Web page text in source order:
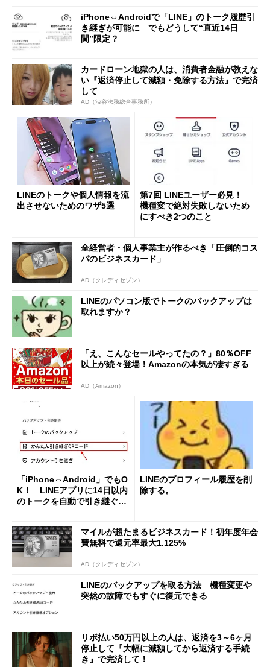
iPhone⇔Androidで「LINE」のトーク履歴引
き継ぎが可能に でもどうして“直近14日
間”限定？
カードローン地獄の人は、消費者金融が教えな
い『返済停止して減額・免除する方法』で完済
して
AD（渋谷法務総合事務所）
LINEのトークや個人情報を流
出させないためのワザ5選
第7回 LINEユーザー必見！
機種変で絶対失敗しないため
にすべき2つのこと
全経営者・個人事業主が作るべき「圧倒的コス
パのビジネスカード」
AD（クレディセゾン）
LINEのパソコン版でトークのバックアップは
取れますか？
「え、こんなセールやってたの？」80％OFF
以上が続々登場！Amazonの本気が凄すぎる
AD（Amazon）
「iPhone⇔Android」でもO
K！ LINEアプリに14日以内
のトークを自動で引き継ぐ
LINEのプロフィール履歴を削
除する。
マイルが超たまるビジネスカード！初年度年会
費無料で還元率最大1.125%
AD（クレディセゾン）
LINEのバックアップを取る方法 機種変更や
突然の故障でもすぐに復元できる
リボ払い50万円以上の人は、返済を3～6ヶ月
停止して『大幅に減額してから返済する手続
き』で完済して！